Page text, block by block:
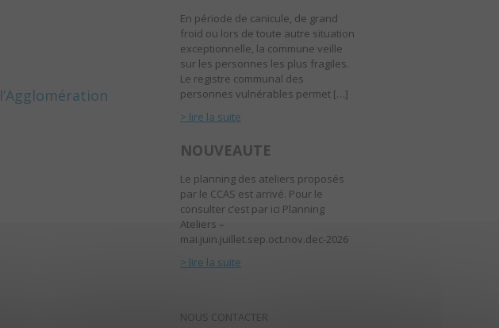
En période de canicule, de grand
froid ou lors de toute autre situation
exceptionnelle, la commune veille
sur les personnes les plus fragiles.
Le registre communal des
personnes vulnérables permet […]
> lire la suite
NOUVEAUTE
Le planning des ateliers proposés
par le CCAS est arrivé. Pour le
consulter c’est par ici Planning
Ateliers –
mai.juin.juillet.sep.oct.nov.dec-2026
> lire la suite
NOUS CONTACTER